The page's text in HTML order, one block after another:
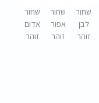
שחור
לבן
זוהר
שחור
אפור
זוהר
שחור
אדום
זוהר